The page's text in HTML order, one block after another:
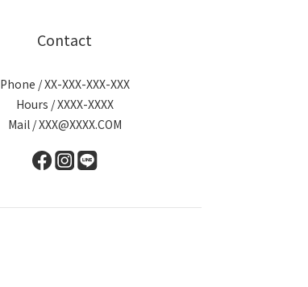
Contact
Phone / XX-XXX-XXX-XXX
Hours / XXXX-XXXX
Mail / XXX@XXXX.COM